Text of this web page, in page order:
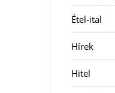
Étel-ital
Hírek
Hitel